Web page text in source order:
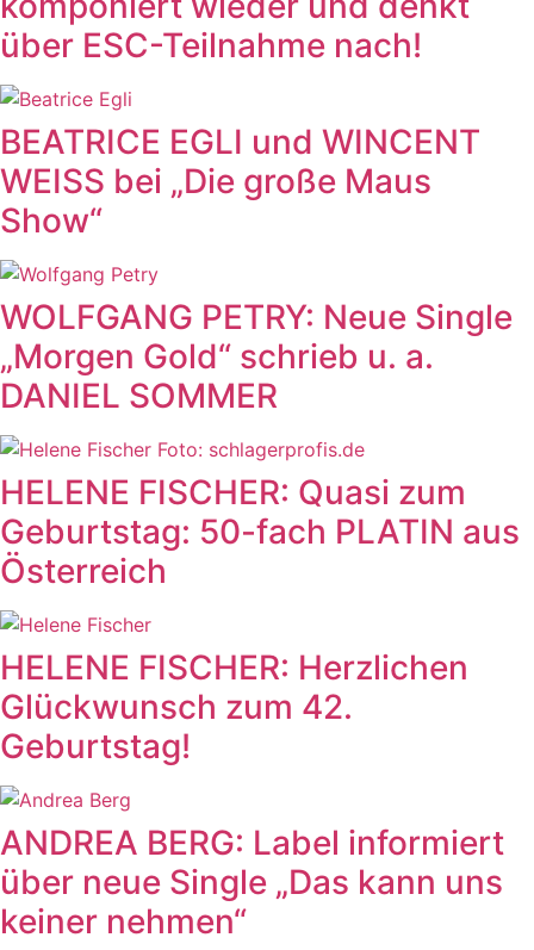
über ESC-Teilnahme nach!
BEATRICE EGLI und WINCENT
WEISS bei „Die große Maus
Show“
WOLFGANG PETRY: Neue Single
„Morgen Gold“ schrieb u. a.
DANIEL SOMMER
HELENE FISCHER: Quasi zum
Geburtstag: 50-fach PLATIN aus
Österreich
HELENE FISCHER: Herzlichen
Glückwunsch zum 42.
Geburtstag!
ANDREA BERG: Label informiert
über neue Single „Das kann uns
keiner nehmen“